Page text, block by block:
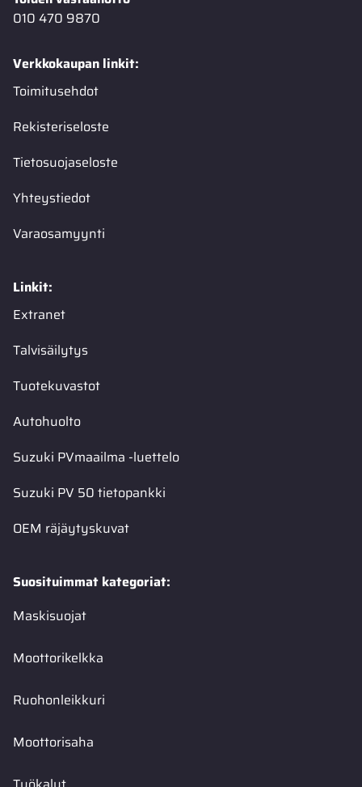
010 470 9870
Verkkokaupan linkit:
Toimitusehdot
Rekisteriseloste
Tietosuojaseloste
Yhteystiedot
Varaosamyynti
Linkit:
Extranet
Talvisäilytys
Tuotekuvastot
Autohuolto
Suzuki PVmaailma -luettelo
Suzuki PV 50 tietopankki
OEM räjäytyskuvat
Suosituimmat kategoriat:
Maskisuojat
Moottorikelkka
Ruohonleikkuri
Moottorisaha